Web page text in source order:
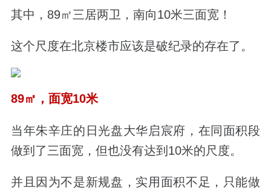
其中，89㎡三居两卫，南向10米三面宽！
这个尺度在北京楼市应该是破纪录的存在了。
89㎡，面宽10米
当年朱辛庄的日光盘大华启宸府，在同面积段
做到了三面宽，但也没有达到10米的尺度。
并且因为不是新规盘，实用面积不足，只能做